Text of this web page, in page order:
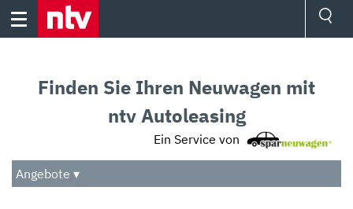
Skip
Audio
Das Beste
Finden Sie Ihren Neuwagen mit
ntv Autoleasing
Ein Service von
Angebote ▾